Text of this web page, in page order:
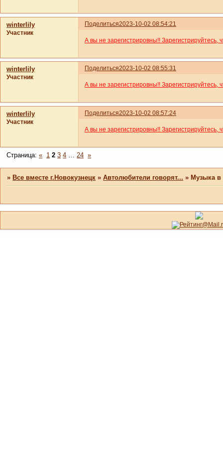
Поделиться2023-10-02 08:54:21
winterlily
Участник
А вы не зарегистрировны!! Зарегистрируйтесь,
Поделиться2023-10-02 08:55:31
winterlily
Участник
А вы не зарегистрировны!! Зарегистрируйтесь,
Поделиться2023-10-02 08:57:24
winterlily
Участник
А вы не зарегистрировны!! Зарегистрируйтесь,
Страница:« 1 2 3 4 24 »
»Все вместе г.Новокузнецк »Автолюбители говорят... »Музыка в